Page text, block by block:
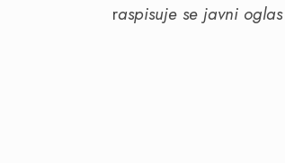
raspisuje se javni